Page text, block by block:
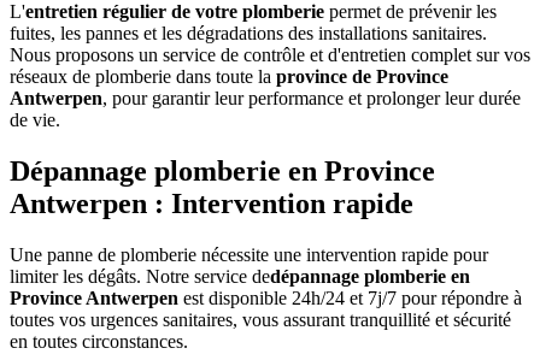
L'entretien régulier de votre plomberie permet de prévenir les
fuites, les pannes et les dégradations des installations sanitaires.
Nous proposons un service de contrôle et d'entretien complet sur vos
réseaux de plomberie dans toute la province de Province
Antwerpen, pour garantir leur performance et prolonger leur durée
de vie.
Dépannage plomberie en Province
Antwerpen : Intervention rapide
Une panne de plomberie nécessite une intervention rapide pour
limiter les dégâts. Notre service dedépannage plomberie en
Province Antwerpen est disponible 24h/24 et 7j/7 pour répondre à
toutes vos urgences sanitaires, vous assurant tranquillité et sécurité
en toutes circonstances.